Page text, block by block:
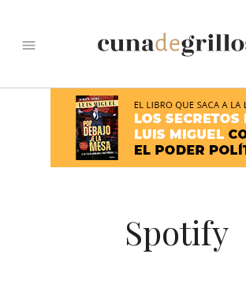
menu
Spotify